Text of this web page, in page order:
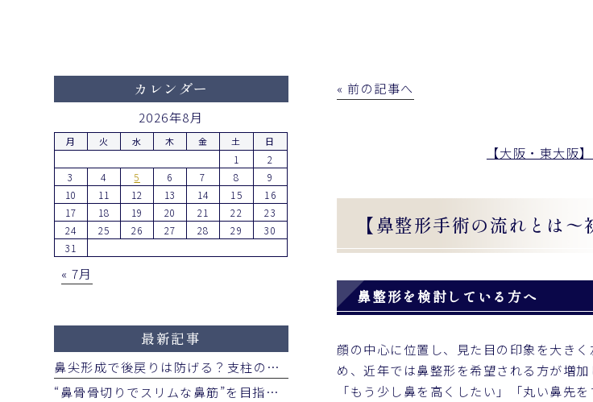
« 前の記事へ
【大阪・東大阪
【鼻整形手術の流れとは
鼻整形を検討している方へ
顔の中心に位置し、見た目の印象を大き
め、近年では鼻整形を希望される方が増加
「もう少し鼻を高くしたい」「丸い鼻先
カレンダー
2026年8月
月 火 水 木 金 土 日
1
2
3
4 5 6 7 8
9
10
11 12 13 14 15
16
17
18 19 20 21 22
23
24
25 26 27 28 29
30
31
« 7月
最新記事
鼻尖形成で後戻りは防げる？支柱の有無による違いと経過を解説
“鼻骨骨切りでスリムな鼻筋”を目指した鼻整形